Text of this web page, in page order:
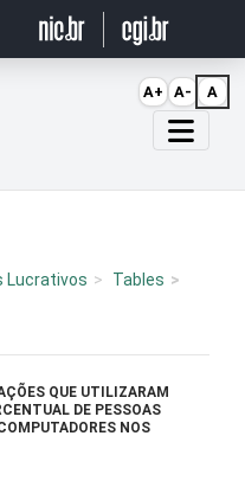
Lucrativos
Tables
QUE UTILIZARAM
DE PESSOAS
NOS
A+ A- A